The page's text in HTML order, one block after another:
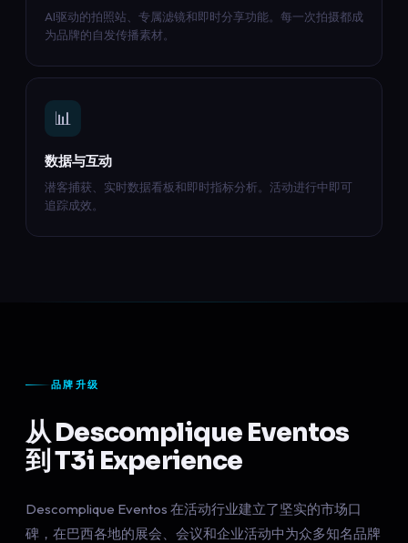
AI驱动的拍照站、专属滤镜和即时分享功能。每一次拍摄都成
为品牌的自发传播素材。
📊
数据与互动
潜客捕获、实时数据看板和即时指标分析。活动进行中即可
追踪成效。
品牌升级
从 Descomplique Eventos
到 T3i Experience
Descomplique Eventos 在活动行业建立了坚实的市场口
碑，在巴西各地的展会、会议和企业活动中为众多知名品牌